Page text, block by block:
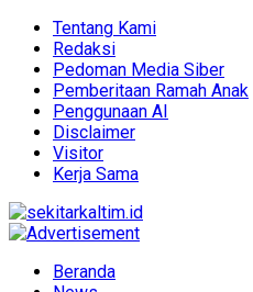
Tentang Kami
Redaksi
Pedoman Media Siber
Pemberitaan Ramah Anak
Penggunaan AI
Disclaimer
Visitor
Kerja Sama
Beranda